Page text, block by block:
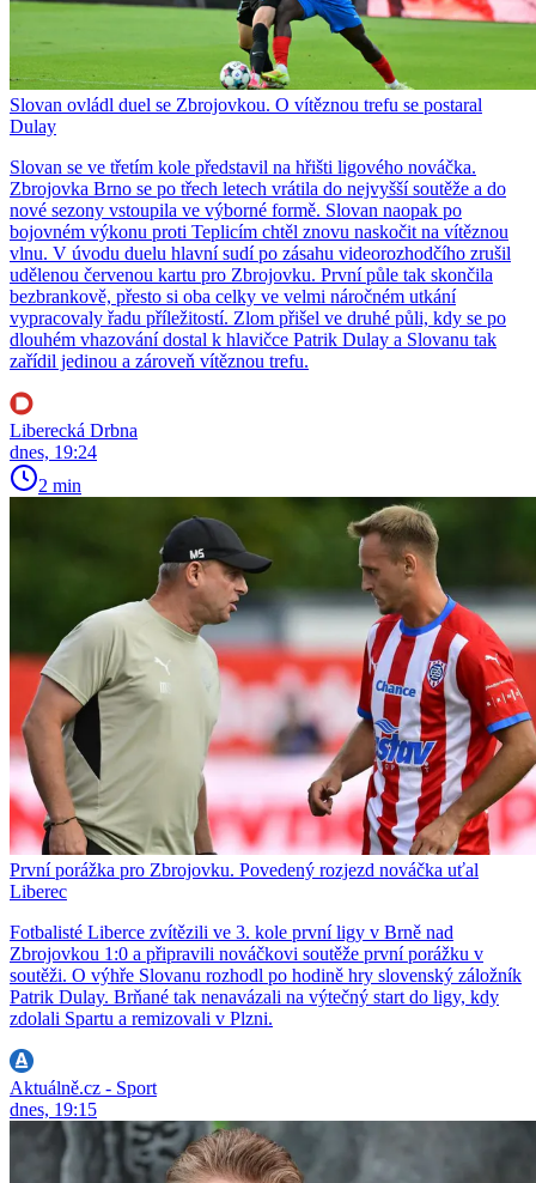
Slovan ovládl duel se Zbrojovkou. O vítěznou trefu se postaral
Dulay
Slovan se ve třetím kole představil na hřišti ligového nováčka.
Zbrojovka Brno se po třech letech vrátila do nejvyšší soutěže a do
nové sezony vstoupila ve výborné formě. Slovan naopak po
bojovném výkonu proti Teplicím chtěl znovu naskočit na vítěznou
vlnu. V úvodu duelu hlavní sudí po zásahu videorozhodčího zrušil
udělenou červenou kartu pro Zbrojovku. První půle tak skončila
bezbrankově, přesto si oba celky ve velmi náročném utkání
vypracovaly řadu příležitostí. Zlom přišel ve druhé půli, kdy se po
dlouhém vhazování dostal k hlavičce Patrik Dulay a Slovanu tak
zařídil jedinou a zároveň vítěznou trefu.
Liberecká Drbna
dnes, 19:24
2 min
První porážka pro Zbrojovku. Povedený rozjezd nováčka uťal
Liberec
Fotbalisté Liberce zvítězili ve 3. kole první ligy v Brně nad
Zbrojovkou 1:0 a připravili nováčkovi soutěže první porážku v
soutěži. O výhře Slovanu rozhodl po hodině hry slovenský záložník
Patrik Dulay. Brňané tak nenavázali na výtečný start do ligy, kdy
zdolali Spartu a remizovali v Plzni.
Aktuálně.cz - Sport
dnes, 19:15